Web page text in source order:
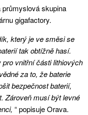
skupina
gigafactory.
který je ve směsi se
tak obtížně hasí.
vnitřní části lithiových
za to, že baterie
bezpečnost baterií,
Zároveň musí být levné
“ popisuje Orava.